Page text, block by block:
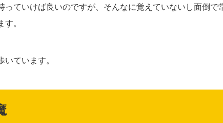
っていけば良いのですが、そんなに覚えていないし面倒で
。
ています。